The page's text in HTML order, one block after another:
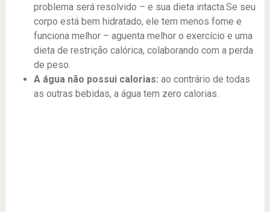
problema será resolvido – e sua dieta intacta.Se seu
corpo está bem hidratado, ele tem menos fome e
funciona melhor – aguenta melhor o exercício e uma
dieta de restrição calórica, colaborando com a perda
de peso.
A água não possui calorias: ao contrário de todas
as outras bebidas, a água tem zero calorias.